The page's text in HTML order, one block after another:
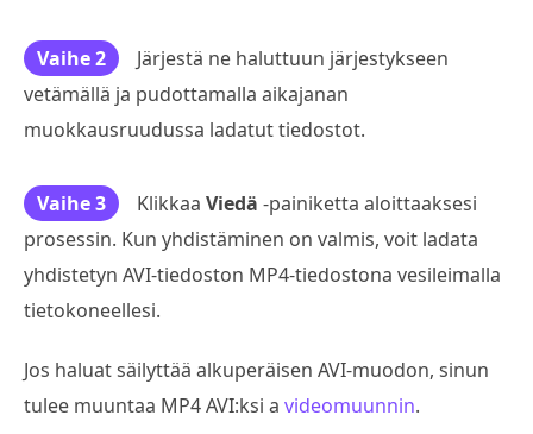
Vaihe 2
Järjestä ne haluttuun järjestykseen
vetämällä ja pudottamalla aikajanan
muokkausruudussa ladatut tiedostot.
Vaihe 3 Klikkaa Viedä -painiketta aloittaaksesi
prosessin. Kun yhdistäminen on valmis, voit ladata
yhdistetyn AVI-tiedoston MP4-tiedostona vesileimalla
tietokoneellesi.
Jos haluat säilyttää alkuperäisen AVI-muodon, sinun
tulee muuntaa MP4 AVI:ksi a videomuunnin.